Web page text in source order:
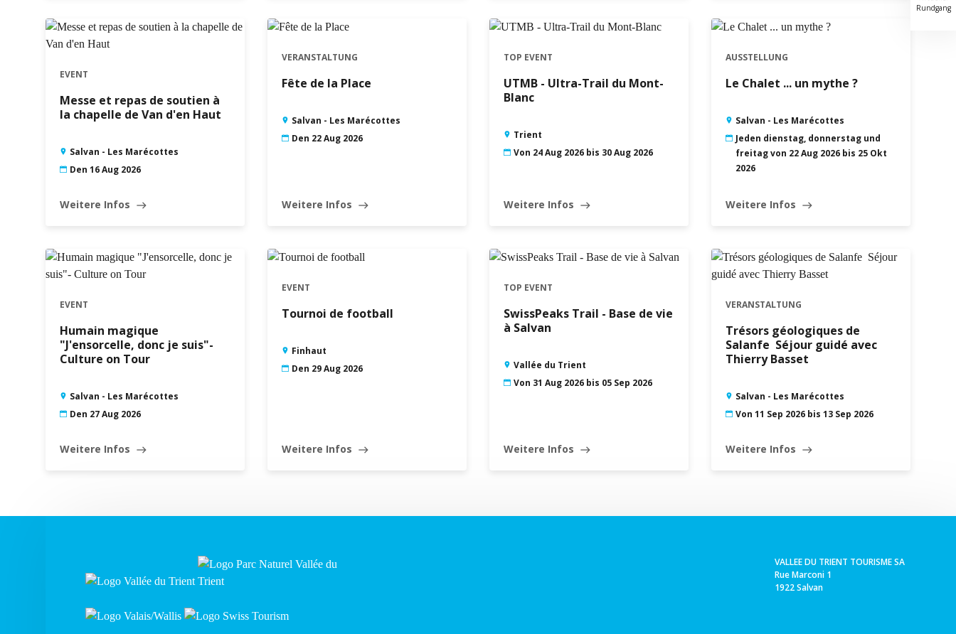
Rundgang
EVENT
Messe et repas de soutien à
la chapelle de Van d'en Haut
Salvan - Les Marécottes
Den 16 Aug 2026
Weitere Infos east
VERANSTALTUNG
Fête de la Place
Salvan - Les Marécottes
Den 22 Aug 2026
Weitere Infos east
TOP EVENT
UTMB - Ultra-Trail du Mont-
Blanc
Trient
Von 24 Aug 2026 bis 30 Aug 2026
Weitere Infos east
AUSSTELLUNG
Le Chalet ... un mythe ?
Salvan - Les Marécottes
Jeden dienstag, donnerstag und
freitag von 22 Aug 2026 bis 25 Okt
2026
Weitere Infos east
EVENT
Humain magique
"J'ensorcelle, donc je suis"-
Culture on Tour
Salvan - Les Marécottes
Den 27 Aug 2026
Weitere Infos east
EVENT
Tournoi de football
Finhaut
Den 29 Aug 2026
Weitere Infos east
TOP EVENT
SwissPeaks Trail - Base de vie
à Salvan
Vallée du Trient
Von 31 Aug 2026 bis 05 Sep 2026
Weitere Infos east
VERANSTALTUNG
Trésors géologiques de
Salanfe  Séjour guidé avec
Thierry Basset
Salvan - Les Marécottes
Von 11 Sep 2026 bis 13 Sep 2026
Weitere Infos east
VALLEE DU TRIENT TOURISME SA
Rue Marconi 1
1922 Salvan